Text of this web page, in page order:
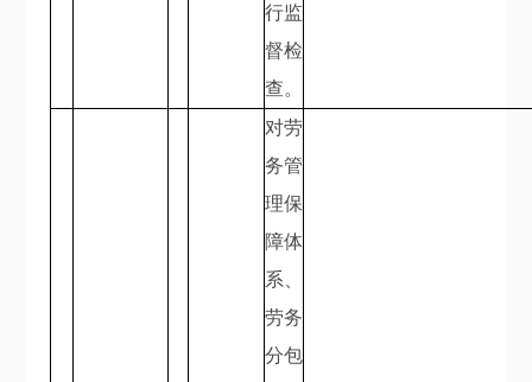
行监
督检
查。
对劳
务管
理保
障体
系、
劳务
分包